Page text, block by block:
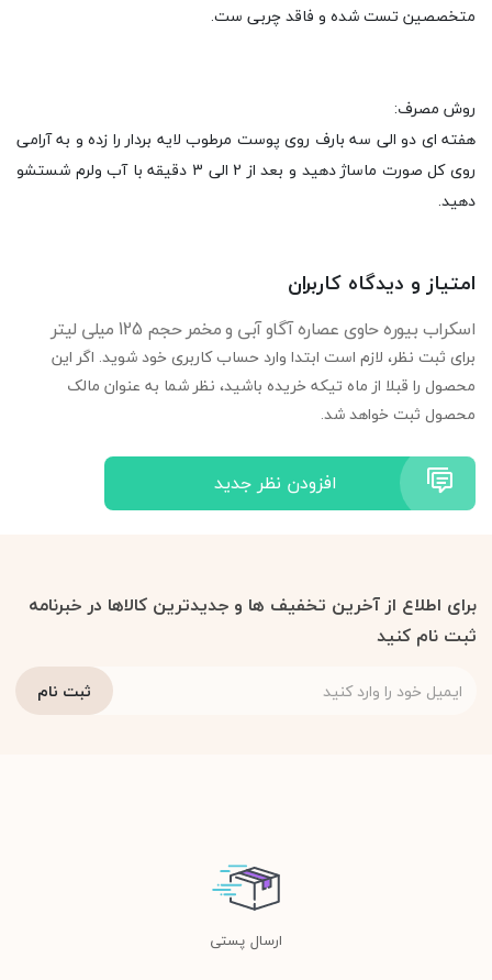
متخصصین تست شده و فاقد چربی ست.
روش مصرف:
هفته ای دو الی سه بارف روی پوست مرطوب لایه بردار را زده و به آرامی
روی کل صورت ماساژ دهید و بعد از 2 الی 3 دقیقه با آب ولرم شستشو
دهید.
امتیاز و دیدگاه کاربران
اسکراب بیوره حاوی عصاره آگاو آبی و مخمر حجم 125 میلی لیتر
برای ثبت نظر، لازم است ابتدا وارد حساب کاربری خود شوید. اگر این
محصول را قبلا از ماه تیکه خریده باشید، نظر شما به عنوان مالک
محصول ثبت خواهد شد.
افزودن نظر جدید
برای اطلاع از آخرین تخفیف ها و جدیدترین کالاها در خبرنامه
ثبت نام کنید
ارسال پستی